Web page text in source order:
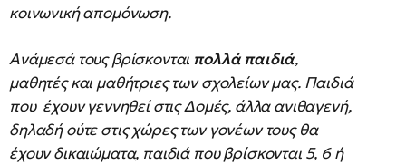
κοινωνική απομόνωση.
Ανάμεσά τους βρίσκονται πολλά παιδιά,
μαθητές και μαθήτριες των σχολείων μας. Παιδιά
που έχουν γεννηθεί στις Δομές, άλλα ανιθαγενή,
δηλαδή ούτε στις χώρες των γονέων τους θα
έχουν δικαιώματα, παιδιά που βρίσκονται 5, 6 ή